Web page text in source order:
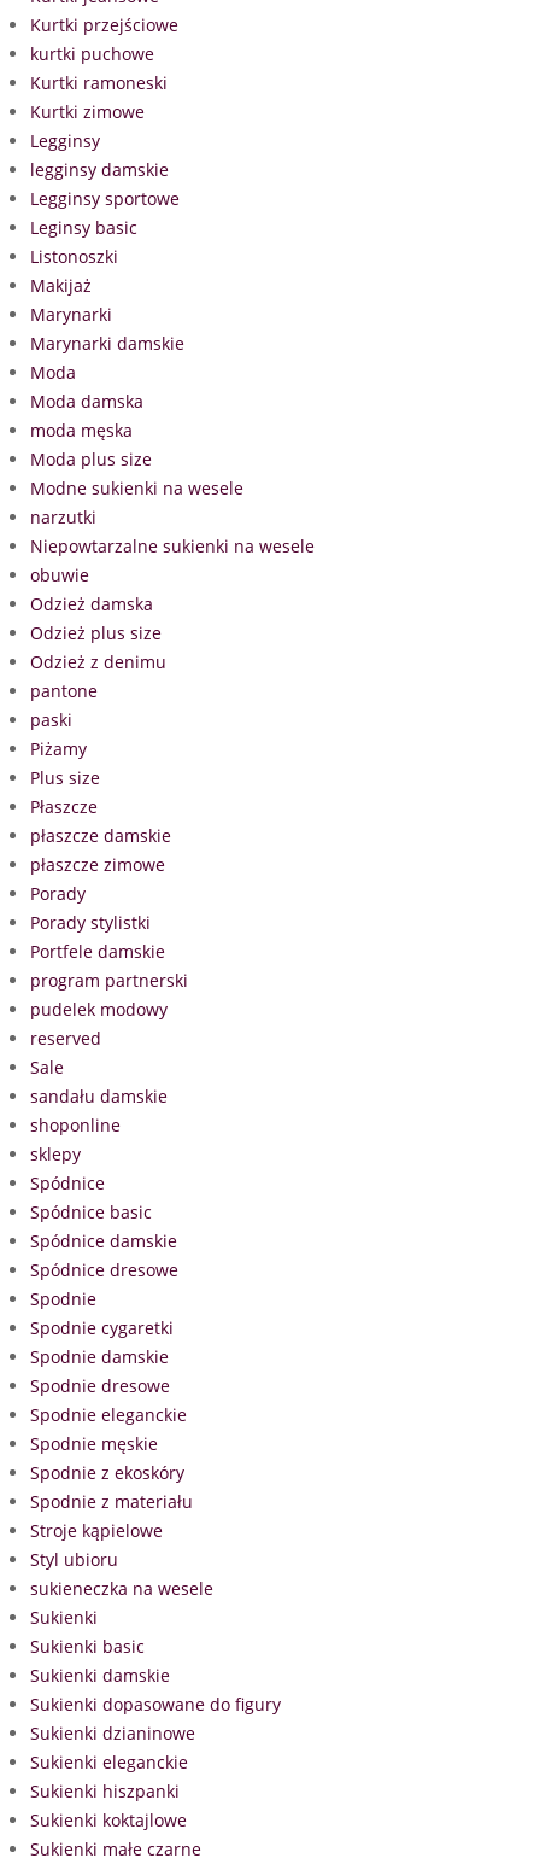
Kurtki przejściowe
kurtki puchowe
Kurtki ramoneski
Kurtki zimowe
Legginsy
legginsy damskie
Legginsy sportowe
Leginsy basic
Listonoszki
Makijaż
Marynarki
Marynarki damskie
Moda
Moda damska
moda męska
Moda plus size
Modne sukienki na wesele
narzutki
Niepowtarzalne sukienki na wesele
obuwie
Odzież damska
Odzież plus size
Odzież z denimu
pantone
paski
Piżamy
Plus size
Płaszcze
płaszcze damskie
płaszcze zimowe
Porady
Porady stylistki
Portfele damskie
program partnerski
pudelek modowy
reserved
Sale
sandału damskie
shoponline
sklepy
Spódnice
Spódnice basic
Spódnice damskie
Spódnice dresowe
Spodnie
Spodnie cygaretki
Spodnie damskie
Spodnie dresowe
Spodnie eleganckie
Spodnie męskie
Spodnie z ekoskóry
Spodnie z materiału
Stroje kąpielowe
Styl ubioru
sukieneczka na wesele
Sukienki
Sukienki basic
Sukienki damskie
Sukienki dopasowane do figury
Sukienki dzianinowe
Sukienki eleganckie
Sukienki hiszpanki
Sukienki koktajlowe
Sukienki małe czarne